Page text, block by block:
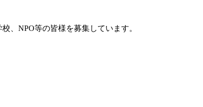
、NPO等の皆様を募集しています。